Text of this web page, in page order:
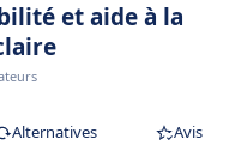
et aide à la
Alternatives Avis